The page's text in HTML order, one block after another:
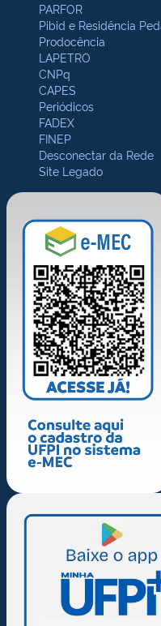
PARFOR
Pibid e Residência
Prodocência
LAPETRO
CNPq
CAPES
Periódicos
FADEX
FINEP
Desconectar da Rede
Site Legado